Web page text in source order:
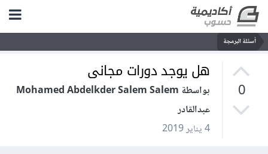
أسئلة البرمجة
0
هل يوجد دورات مجانى
بواسطة Mohamed Abdelkder Salem Salem
عبدالقادر
4 يناير 2019